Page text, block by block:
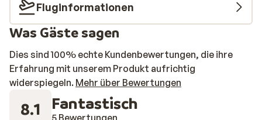
Fluginformationen
Was Gäste sagen
Dies sind 100% echte Kundenbewertungen, die ihre
Erfahrung mit unserem Produkt aufrichtig
widerspiegeln. Mehr über Bewertungen
8.1 Fantastisch
5 Bewertungen